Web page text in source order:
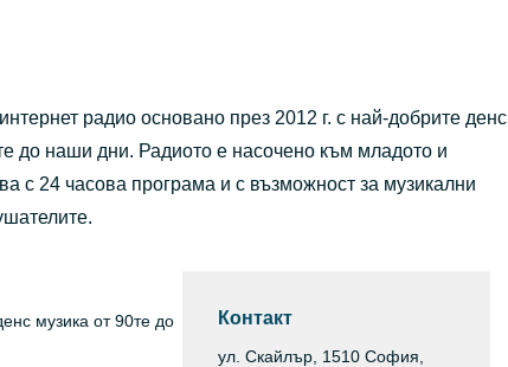
радио основано през 2012 г. с най-добрите денс
до наши дни. Радиото е насочено към младото и
с 24 часова програма и с възможност за музикални
музика от 90те до
Контакт
ул. Скайлър, 1510 София,